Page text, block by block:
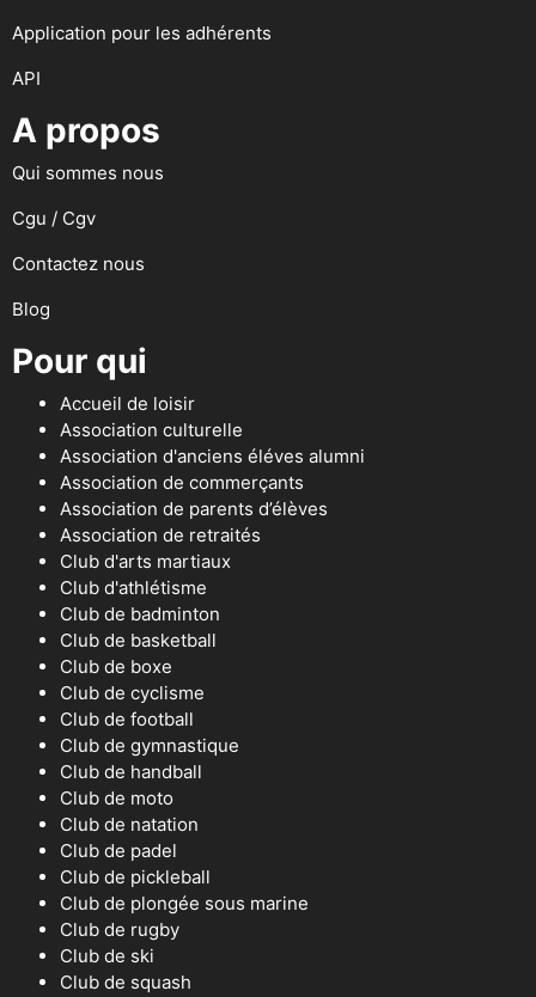
Application pour les adhérents
API
A propos
Qui sommes nous
Cgu / Cgv
Contactez nous
Blog
Pour qui
Accueil de loisir
Association culturelle
Association d'anciens éléves alumni
Association de commerçants
Association de parents d’élèves
Association de retraités
Club d'arts martiaux
Club d'athlétisme
Club de badminton
Club de basketball
Club de boxe
Club de cyclisme
Club de football
Club de gymnastique
Club de handball
Club de moto
Club de natation
Club de padel
Club de pickleball
Club de plongée sous marine
Club de rugby
Club de ski
Club de squash